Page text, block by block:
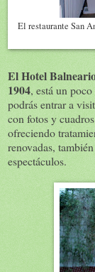
El restaurante San
El Hotel
1904, está un
podrás entrar a
con fotos y
ofreciendo
renovadas,
espectáculos.